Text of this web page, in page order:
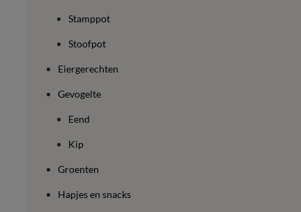
Stamppot
Stoofpot
Eiergerechten
Gevogelte
Eend
Kip
Groenten
Hapjes en snacks